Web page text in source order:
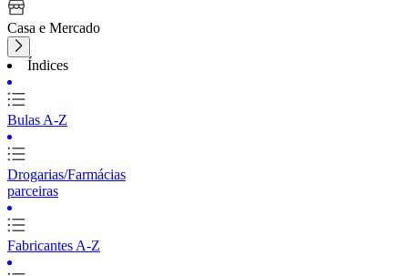
Casa e Mercado
Índices
Bulas A-Z
Drogarias/Farmácias
parceiras
Fabricantes A-Z